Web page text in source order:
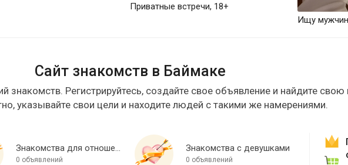
Приватные встречи, 18+
Ищу
Сайт знакомств в Баймаке
Регистрируйтесь, создайте свое объявление и найдите свою
указывайте свои цели и находите людей с такими же намерениями.
Знакомства для отношений
0 объявлений
Знакомства с девушками
0 объявлений